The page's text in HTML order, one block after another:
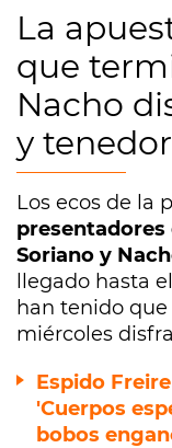
La
que
Nacho
y tenedor
Los ecos de la
presentadores
Soriano y
llegado hasta el
han tenido
miércoles
Espido
'Cuerpos
bobos